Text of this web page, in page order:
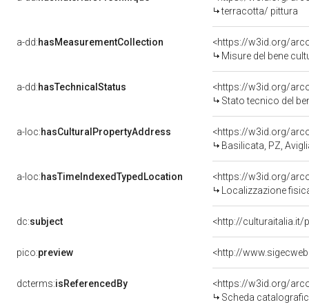
terracotta/ pittura
a-dd:hasMeasurementCollection
<https://w3id.org/
Misure del bene
a-dd:hasTechnicalStatus
<https://w3id.org/
Stato tecnico del
a-loc:hasCulturalPropertyAddress
<https://w3id.org/
Basilicata, PZ,
a-loc:hasTimeIndexedTypedLocation
<https://w3id.org/
Localizzazione
dc:subject <http://culturaitalia.it/
pico:preview <http://
dcterms:isReferencedBy
<https://w3id.org/
Scheda